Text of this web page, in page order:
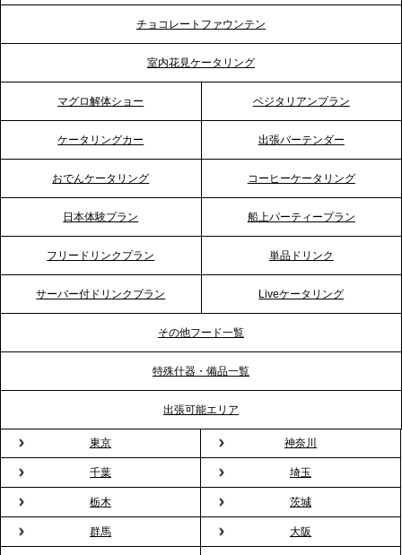
2026.5.12
プレスリリースのご案内｜ケータリングのセカンド
2026.4.21
プレスリリースのご案内｜「温かな食」が会話のス
イッチに。新入社員研修で《食体験としてのケータ
プレスリリースのご案内｜ケータリングのセカンド
テーブル、横浜事務所を新設。神奈川エリアのサー
ビス提供体制を強化し、質の高い「場づくり」をサ
TBS「Nスタ」で、2ndTable「1DISH」の花見オー
ドブルが紹介されました
2026.3.23
プレスリリースのご案内｜入社式の“そのまま懇親
会”が企業で広がる。 新入社員の交流を支える『オフ
ィスケータリング』という新しい活用法
チョコレートファウンテン
室内花見ケータリング
マグロ解体ショー ベジタリアンプラン
ケータリングカー 出張バーテンダー
おでんケータリング コーヒーケータリング
日本体験プラン 船上パーティープラン
フリードリンクプラン 単品ドリンク
サーバー付ドリンクプラン Liveケータリング
その他フード一覧
特殊什器・備品一覧
出張可能エリア
東京 神奈川
千葉 埼玉
栃木 茨城
群馬 大阪